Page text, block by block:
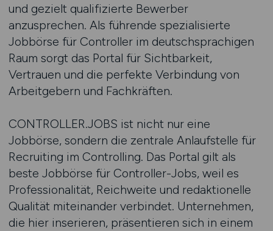
und gezielt qualifizierte Bewerber
anzusprechen. Als führende spezialisierte
Jobbörse für Controller im deutschsprachigen
Raum sorgt das Portal für Sichtbarkeit,
Vertrauen und die perfekte Verbindung von
Arbeitgebern und Fachkräften.
CONTROLLER.JOBS ist nicht nur eine
Jobbörse, sondern die zentrale Anlaufstelle für
Recruiting im Controlling. Das Portal gilt als
beste Jobbörse für Controller-Jobs, weil es
Professionalität, Reichweite und redaktionelle
Qualität miteinander verbindet. Unternehmen,
die hier inserieren, präsentieren sich in einem